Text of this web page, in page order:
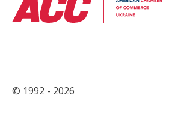
© 1992 - 2026